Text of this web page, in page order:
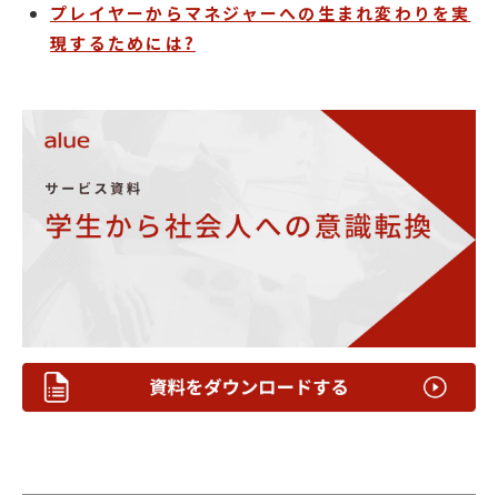
プレイヤーからマネジャーへの生まれ変わりを実
現するためには?